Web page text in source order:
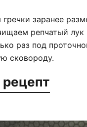
гречки заранее
репчатый
раз под
сковороду.